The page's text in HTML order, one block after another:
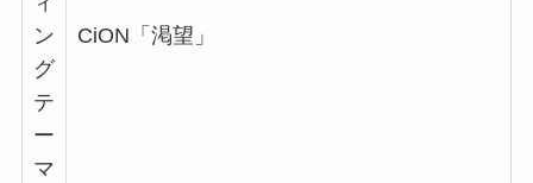
ン
グ
テ
ー
マ
CiON「渇望」